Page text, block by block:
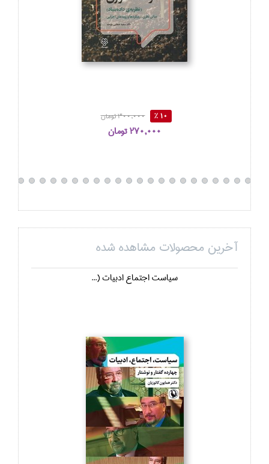
10 % 300,000 تومان
270,000 تومان
آخرین محصولات مشاهده شده
سياست اجتماع ادبيات (...